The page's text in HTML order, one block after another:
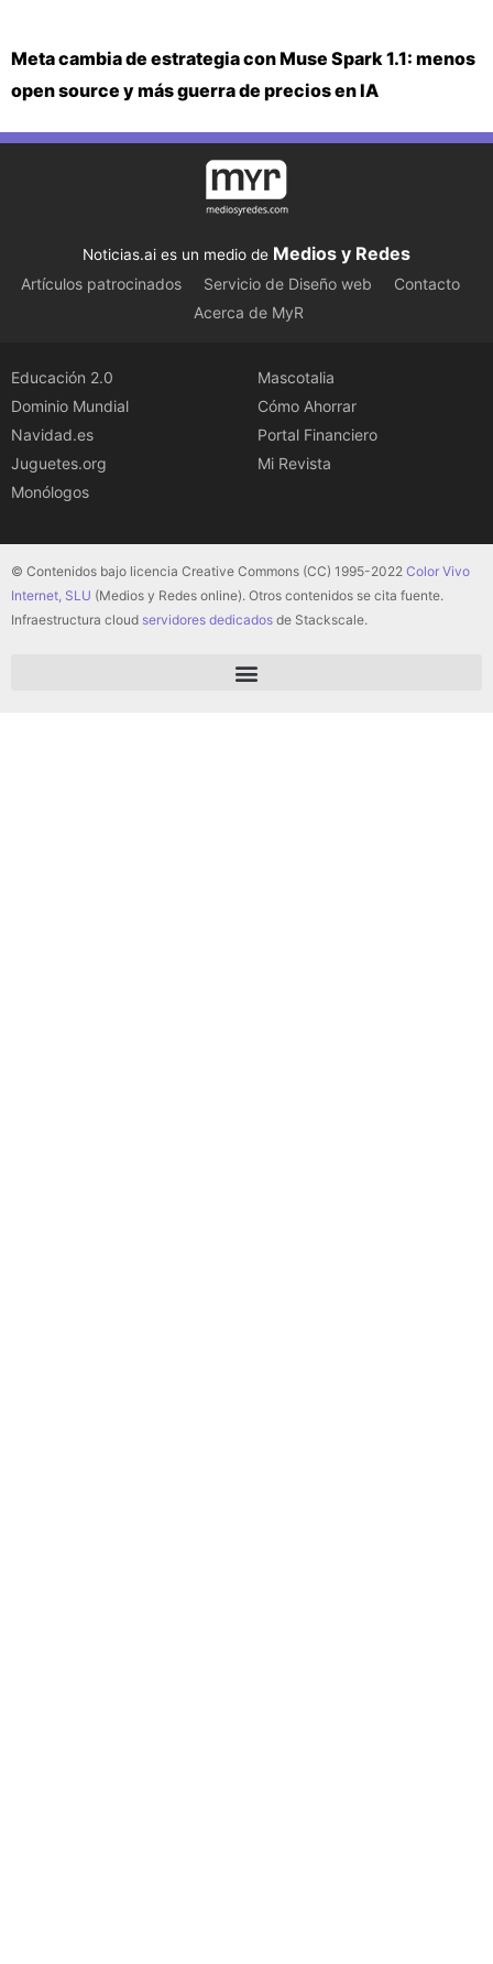
Meta cambia de estrategia con Muse Spark 1.1: menos
open source y más guerra de precios en IA
Noticias.ai es un medio de Medios y Redes
Artículos patrocinados Servicio de Diseño web
Contacto
Acerca de MyR
Educación 2.0
Dominio Mundial
Navidad.es
Juguetes.org
Monólogos
Mascotalia
Cómo Ahorrar
Portal Financiero
Mi Revista
© Contenidos bajo licencia Creative Commons (CC) 1995-2022 Color Vivo
Internet, SLU (Medios y Redes online). Otros contenidos se cita fuente.
Infraestructura cloud servidores dedicados de Stackscale.